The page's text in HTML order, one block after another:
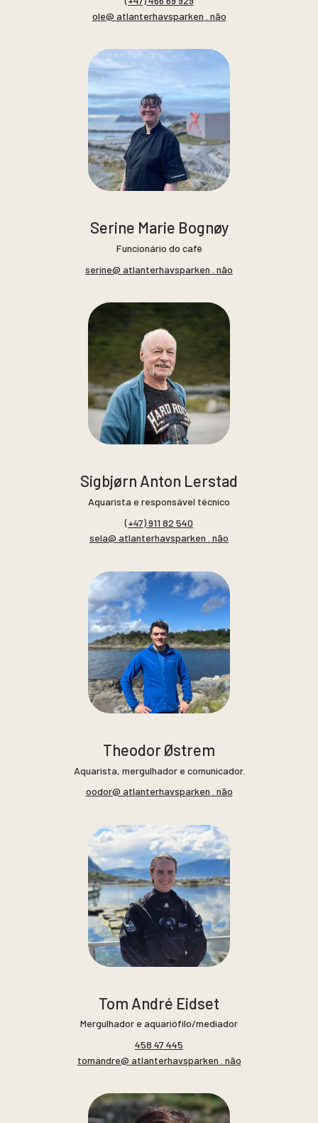
ole@ atlanterhavsparken . não
Serine Marie Bognøy
Funcionário do café
serine@ atlanterhavsparken . não
Sigbjørn Anton Lerstad
Aquarista e responsável técnico
(+47) 911 82 540
sela@ atlanterhavsparken . não
Theodor Østrem
Aquarista, mergulhador e comunicador.
oodor@ atlanterhavsparken . não
Tom André Eidset
Mergulhador e aquariófilo/mediador
458 47 445
tomandre@ atlanterhavsparken . não